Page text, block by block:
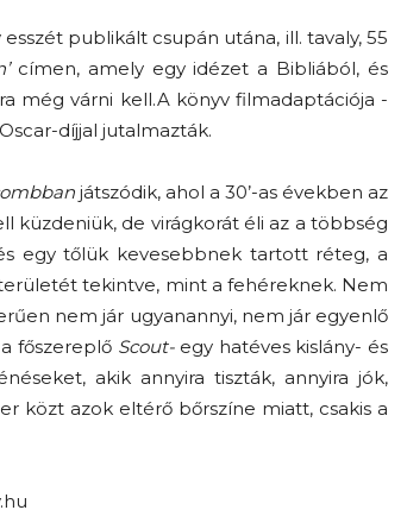
publikált csupán utána, ill. tavaly, 55
címen, amely egy idézet a Bibliából, és
még várni kell.A könyv filmadaptációja -
díjjal jutalmazták.
játszódik, ahol a 30’-as években az
küzdeniük, de virágkorát éli az a többség
egy tőlük kevesebbnek tartott réteg, a
tekintve, mint a fehéreknek. Nem
nem jár ugyanannyi, nem jár egyenlő
főszereplő Scout-egy hatéves kislány- és
akik annyira tiszták, annyira jók,
közt azok eltérő bőrszíne miatt, csakis a